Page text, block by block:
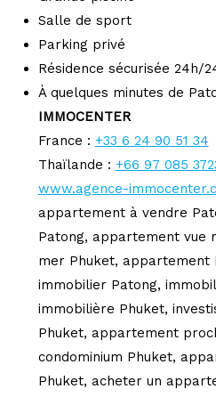
Salle de sport
Parking privé
Résidence sécurisée 24h/
À quelques minutes de
IMMOCENTER
France : +33 6 24 90 51 34
Thaïlande : +66 97 085
www.agence-
appartement à vendre
Patong, appartement vue
mer Phuket, appartement
immobilier Patong,
immobilière Phuket,
Phuket, appartement
condominium Phuket,
Phuket, acheter un